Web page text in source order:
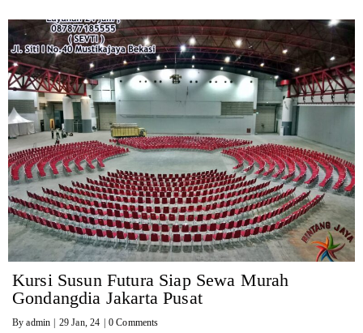
Kursi Susun Futura Siap Sewa Murah
Gondangdia Jakarta Pusat
Byadmin 29 Jan, 24 0 Comments